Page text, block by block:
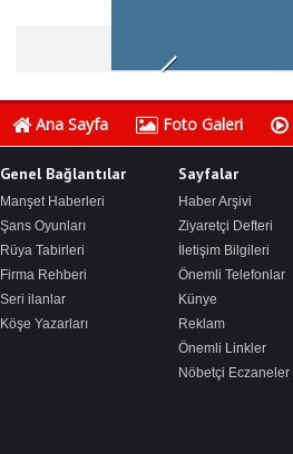
Ana Sayfa Foto Galeri
Genel Bağlantılar
Manşet Haberleri
Şans Oyunları
Rüya Tabirleri
Firma Rehberi
Seri ilanlar
Köşe Yazarları
Sayfalar
Haber Arşivi
Ziyaretçi Defteri
İletişim Bilgileri
Önemli Telefonlar
Künye
Reklam
Önemli Linkler
Nöbetçi Eczaneler